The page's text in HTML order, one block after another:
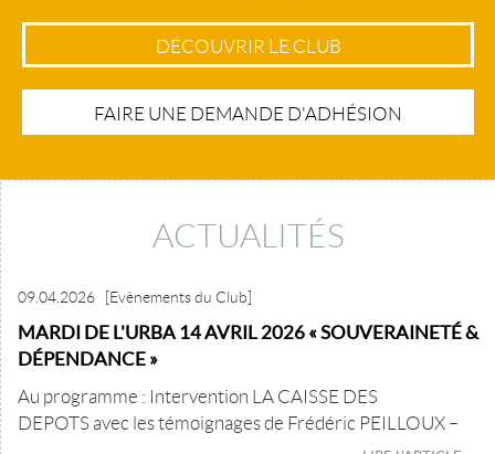
DÉCOUVRIR LE CLUB
FAIRE UNE DEMANDE D'ADHÉSION
ACTUALITÉS
09.04.2026 [Evènements du Club]
MARDI DE L'URBA 14 AVRIL 2026 « SOUVERAINETÉ &
DÉPENDANCE »
Au programme : Intervention LA CAISSE DES
DEPOTS avec les témoignages de Frédéric PEILLOUX –